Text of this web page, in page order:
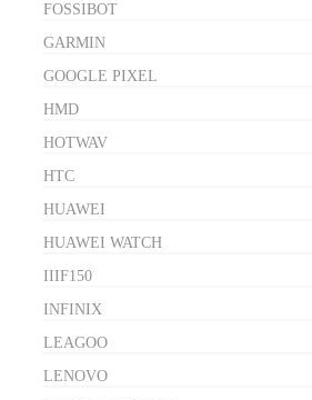
FOSSIBOT
GARMIN
GOOGLE PIXEL
HMD
HOTWAV
HTC
HUAWEI
HUAWEI WATCH
IIIF150
INFINIX
LEAGOO
LENOVO